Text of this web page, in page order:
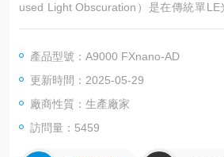
used Light Obscuration）是在傳統單LE
學傳感技術的基礎上加入了FXnano傳感
大顆粒檢測領域的應用更加的廣泛。
產品型號：A9000 FXnano-AD
更新時間：2025-05-29
廠商性質：生產廠家
訪問量：5459